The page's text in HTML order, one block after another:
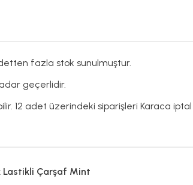
fazla stok sunulmuştur.
geçerlidir.
12 adet üzerindeki siparişleri Karaca iptal
Lastikli Çarşaf Mint